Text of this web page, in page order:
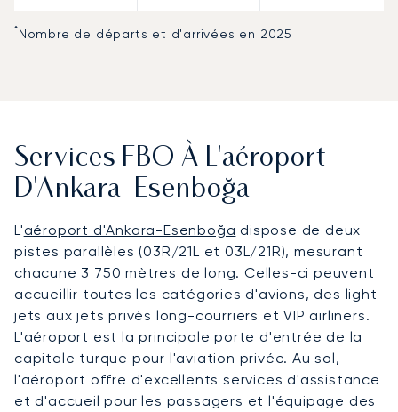
*Nombre de départs et d'arrivées en 2025
Services FBO À L'aéroport
D'Ankara-Esenboğa
L'aéroport d'Ankara-Esenboğa dispose de deux
pistes parallèles (03R/21L et 03L/21R), mesurant
chacune 3 750 mètres de long. Celles-ci peuvent
accueillir toutes les catégories d'avions, des light
jets aux jets privés long-courriers et VIP airliners.
L'aéroport est la principale porte d'entrée de la
capitale turque pour l'aviation privée. Au sol,
l'aéroport offre d'excellents services d'assistance
et d'accueil pour les passagers et l'équipage des